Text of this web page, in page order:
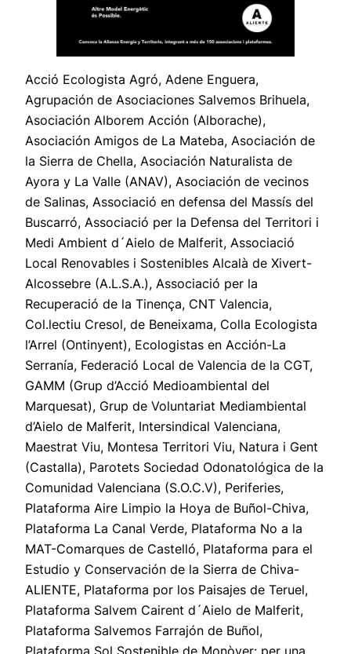
Acció Ecologista Agró, Adene Enguera,
Agrupación de Asociaciones Salvemos Brihuela,
Asociación Alborem Acción (Alborache),
Asociación Amigos de La Mateba, Asociación de
la Sierra de Chella, Asociación Naturalista de
Ayora y La Valle (ANAV), Asociación de vecinos
de Salinas, Associació en defensa del Massís del
Buscarró, Associació per la Defensa del Territori i
Medi Ambient d´Aielo de Malferit, Associació
Local Renovables i Sostenibles Alcalà de Xivert-
Alcossebre (A.L.S.A.), Associació per la
Recuperació de la Tinença, CNT Valencia,
Col.lectiu Cresol, de Beneixama, Colla Ecologista
l’Arrel (Ontinyent), Ecologistas en Acción-La
Serranía, Federació Local de Valencia de la CGT,
GAMM (Grup d’Acció Medioambiental del
Marquesat), Grup de Voluntariat Mediambiental
d’Aielo de Malferit, Intersindical Valenciana,
Maestrat Viu, Montesa Territori Viu, Natura i Gent
(Castalla), Parotets Sociedad Odonatológica de la
Comunidad Valenciana (S.O.C.V), Periferies,
Plataforma Aire Limpio la Hoya de Buñol-Chiva,
Plataforma La Canal Verde, Plataforma No a la
MAT-Comarques de Castelló, Plataforma para el
Estudio y Conservación de la Sierra de Chiva-
ALIENTE, Plataforma por los Paisajes de Teruel,
Plataforma Salvem Cairent d´Aielo de Malferit,
Plataforma Salvemos Farrajón de Buñol,
Plataforma Sol Sostenible de Monòver: per una